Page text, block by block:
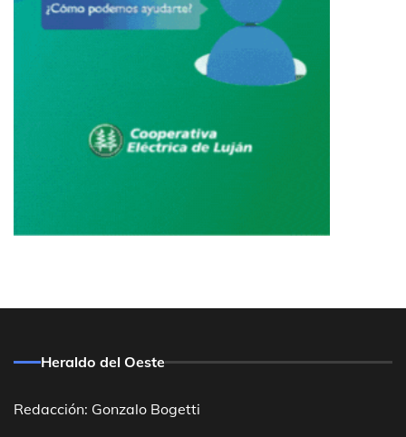
Heraldo del Oeste
Redacción: Gonzalo Bogetti